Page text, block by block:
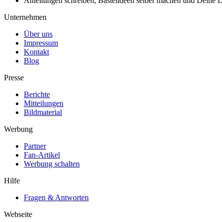
Unternehmen
Über uns
Impressum
Kontakt
Blog
Presse
Berichte
Mitteilungen
Bildmaterial
Werbung
Partner
Fan-Artikel
Werbung schalten
Hilfe
Fragen & Antworten
Webseite